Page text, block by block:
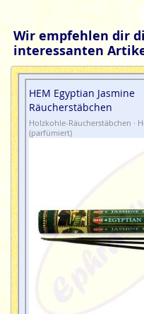
Wir empfehlen dir
interessanten
HEM Egyptian Jasmine
Räucherstäbchen
Holzkohle-Räucherstäbchen ·
(parfümiert)